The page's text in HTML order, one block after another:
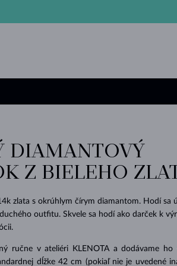
VÝNIMOČNÝ
POZRIEŤ
LÁSKA
POZRIEŤ
ŽLTÉ ZLATO
RUŽOVÉ ZLATO
KRÁSOU
POZRIEŤ
TANZANITY
TOPÁSY
TURMALÍNY
VLTAVÍNYKRÁSNE
POZRIEŤ
TURMALÍNY
VLTAVÍNY
MINERÁLY
PERLOVÉ PRÍVESKY
PRÍVESKY
POZRIEŤ
NÁRAMKY
POZRIEŤ
ELEGANCIA
POZRIEŤ
ZAFÍRY
SMARAGDY
VLTAVÍNY
MINERÁLYŠPERKY
POZRIEŤ
KRÁSU
POZRIEŤ
KOLEKCIE
POZRIEŤ
DIAMANTOVÝ
Z BIELEHO
zlata s okrúhlym čírym diamantom. Hodí sa
outfitu. Skvele sa hodí ako darček k
ručne v ateliéri KLENOTA a dodávame ho
dĺžke 42 cm (pokiaľ nie je uvedené